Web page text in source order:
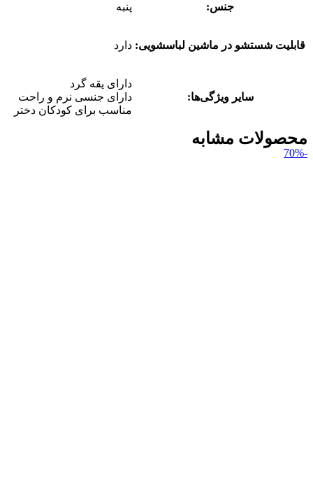
جنس: پنبه
قابلیت شستشو در ماشین لباسشویی: دارد
سایر ویژگی‌ها:
دارای یقه گرد
دارای جنسی نرم و راحت
مناسب برای کودکان دختر
محصولات مشابه
-70%